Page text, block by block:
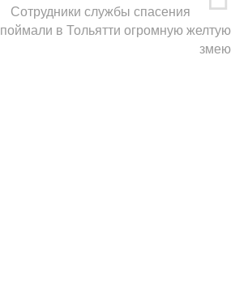
Сотрудники службы спасения
поймали в Тольятти огромную желтую
змею